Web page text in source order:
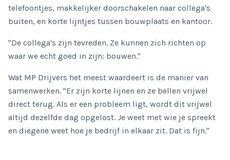
telefoontjes, makkelijker doorschakelen naar collega's
buiten, en korte lijntjes tussen bouwplaats en kantoor.
"De collega's zijn tevreden. Ze kunnen zich richten op
waar we echt goed in zijn: bouwen."
Wat MP Drijvers het meest waardeert is de manier van
samenwerken. "Er zijn korte lijnen en ze bellen vrijwel
direct terug. Als er een probleem ligt, wordt dit vrijwel
altijd dezelfde dag opgelost. Je weet met wie je spreekt
en diegene weet hoe je bedrijf in elkaar zit. Dat is fijn."